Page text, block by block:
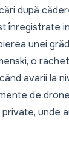
după
înregistrate
unei
o
avarii la
de
unde